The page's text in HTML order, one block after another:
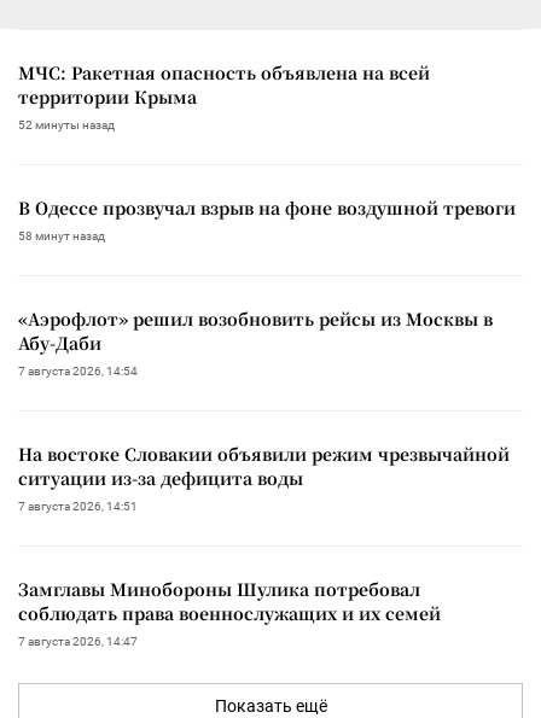
МЧС: Ракетная опасность объявлена на всей
территории Крыма
52 минуты назад
В Одессе прозвучал взрыв на фоне воздушной тревоги
58 минут назад
«Аэрофлот» решил возобновить рейсы из Москвы в
Абу-Даби
7 августа 2026, 14:54
На востоке Словакии объявили режим чрезвычайной
ситуации из-за дефицита воды
7 августа 2026, 14:51
Замглавы Минобороны Шулика потребовал
соблюдать права военнослужащих и их семей
7 августа 2026, 14:47
Показать ещё